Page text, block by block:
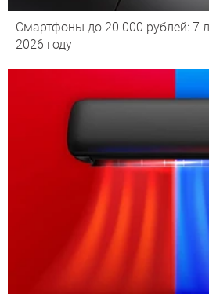
Смартфоны до 20 000 рублей: 7
2026 году